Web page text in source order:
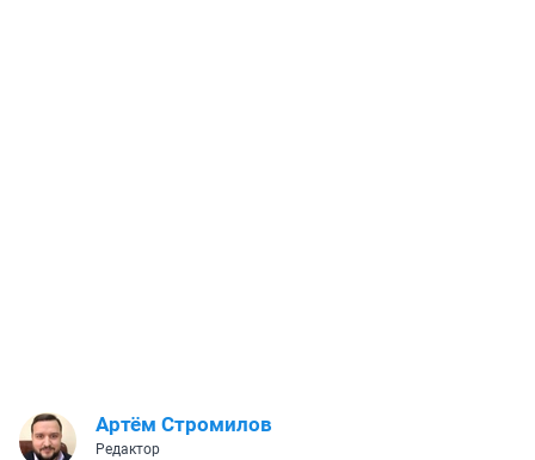
Артём Стромилов
Редактор